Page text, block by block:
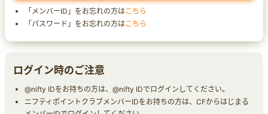
「メンバーID」をお忘れの方はこちら
「パスワード」をお忘れの方はこちら
ログイン時のご注意
@nifty IDをお持ちの方は、@nifty IDでログインしてください。
ニフティポイントクラブメンバーIDをお持ちの方は、CFからはじまる